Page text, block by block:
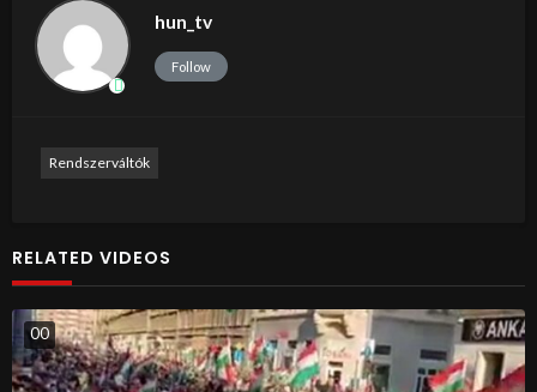
hun_tv
Follow
Rendszerváltók
RELATED VIDEOS
00